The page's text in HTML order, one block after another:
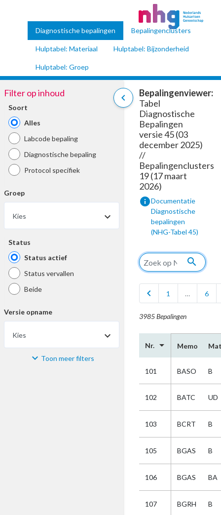
Diagnostische bepalingen Bepalingenclusters
Hulptabel: Materiaal Hulptabel: Bijzonderheid
Hulptabel: Groep
chevron_left
Filter op inhoud
Soort
Alles
Labcode bepaling
Diagnostische bepaling
Protocol specifiek
Groep
Kies
Status
Status actief
Status vervallen
Beide
Versie opname
Kies
Materiaal Toon meer filters
Bepalingenviewer:
Tabel
Diagnostische
Bepalingen
versie 45 (03
december 2025)
//
Bepalingenclusters
19 (17 maart
2026)
infoDocumentatie
Diagnostische
bepalingen
(NHG-Tabel 45)
search
chevron_left 1 … 6
3985 Bepalingen
Nr. arrow_drop_down Memo
101 BASO B
102 BATC UD
103 BCRT B
105 BGAS B
106 BGAS BA
107 BGRH B